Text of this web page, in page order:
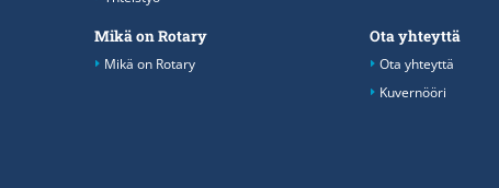
Mikä on Rotary
Mikä on Rotary
Ota yhteyttä
Ota yhteyttä
Kuvernööri